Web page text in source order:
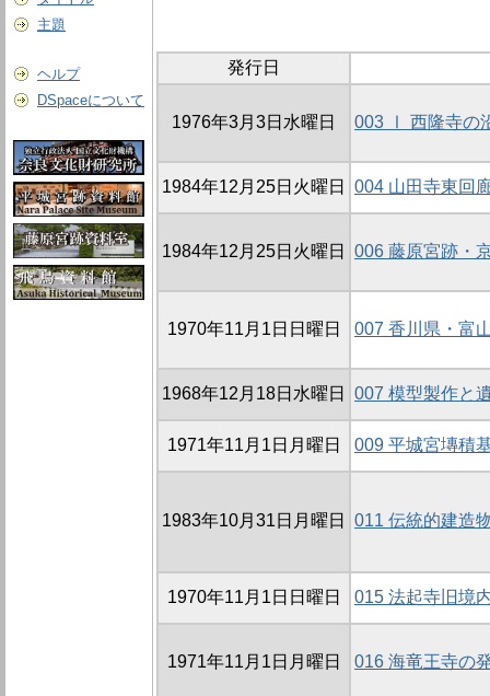
主題
ヘルプ
DSpaceについて
発行日
1976年3月3日水曜日 003 Ⅰ 西隆寺の
1984年12月25日火曜日 004 山田寺東回
1984年12月25日火曜日 006 藤原宮跡・
1970年11月1日日曜日 007 香川県・富
1968年12月18日水曜日 007 模型製作と
1971年11月1日月曜日 009 平城宮塼積
1983年10月31日月曜日 011 伝統的建造
1970年11月1日日曜日 015 法起寺旧境
1971年11月1日月曜日 016 海竜王寺の